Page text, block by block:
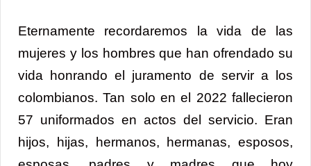
Eternamente recordaremos la vida de las
mujeres y los hombres que han ofrendado su
vida honrando el juramento de servir a los
colombianos. Tan solo en el 2022 fallecieron
57 uniformados en actos del servicio. Eran
hijos, hijas, hermanos, hermanas, esposos,